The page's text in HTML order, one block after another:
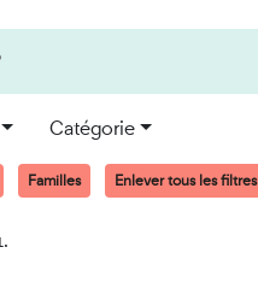
Catégorie
Familles Enlever tous les filtres